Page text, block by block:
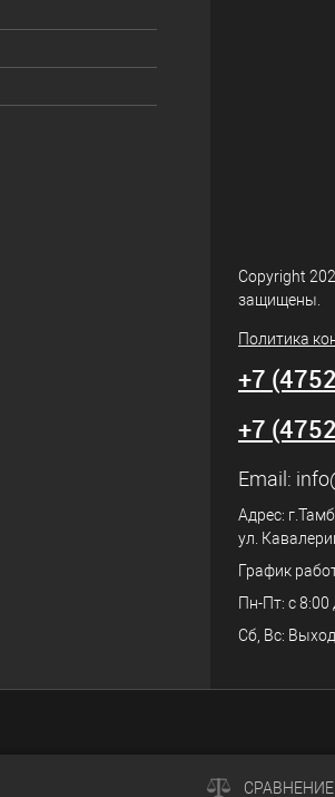
Copyright
защищены.
Политика
+7
+7
Email:
Адрес:
ул.
График
Пн-Пт: с 8:00
Сб, Вс:
СРАВНЕНИЕ